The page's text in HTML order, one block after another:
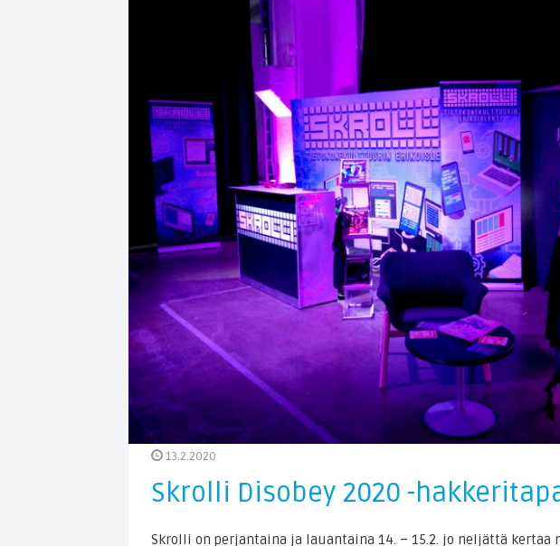
13.2.2020
Skrolli Disobey 2020 -
Skrolli on perjantaina ja lauantaina 14. – 15.2. jo neljättä kertaa